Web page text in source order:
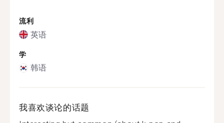
流利
英语
学
韩语
我喜欢谈论的话题